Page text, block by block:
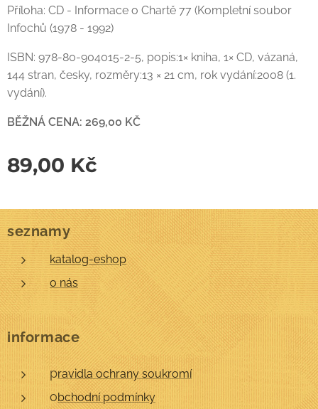
Příloha: CD - Informace o Chartě 77 (Kompletní soubor
Infochů (1978 - 1992)
ISBN: 978-80-904015-2-5, popis:1× kniha, 1× CD, vázaná,
144 stran, česky, rozměry:13 × 21 cm, rok vydání:2008 (1.
vydání).
BĚŽNÁ CENA: 269,00 KČ
89,00 Kč
seznamy
katalog-eshop
o nás
informace
pravidla ochrany soukromí
obchodní podmínky